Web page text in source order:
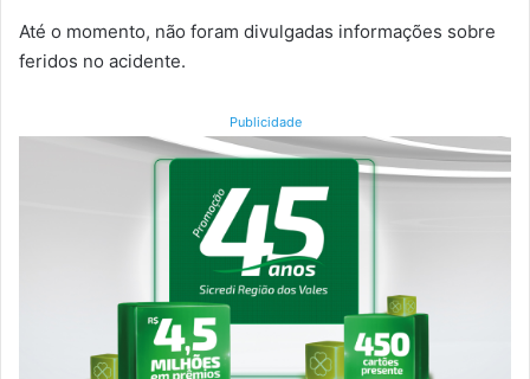
Até o momento, não foram divulgadas informações sobre
feridos no acidente.
Publicidade